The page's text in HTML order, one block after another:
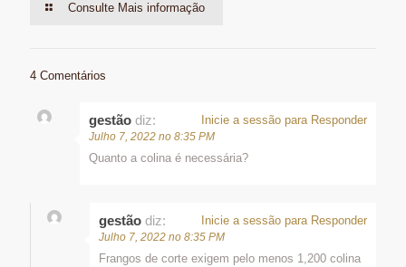
Consulte Mais informação
4 Comentários
gestão diz:
Julho 7, 2022 no 8:35 PM
Quanto a colina é necessária?
Inicie a sessão para Responder
gestão diz:
Julho 7, 2022 no 8:35 PM
Frangos de corte exigem pelo menos 1,200 colina
Inicie a sessão para Responder